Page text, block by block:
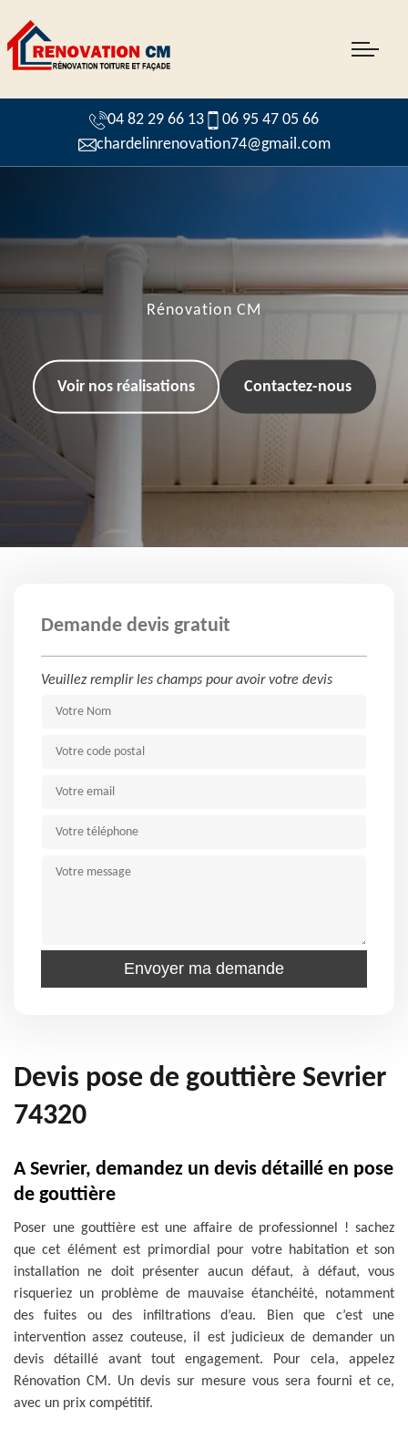
04 82 29 66 13
06 95 47 05 66
chardelinrenovation74@gmail.com
Rénovation CM
Voir nos réalisations Contactez-nous
Demande devis gratuit
Veuillez remplir les champs pour avoir votre devis
Devis pose de gouttière Sevrier
74320
A Sevrier, demandez un devis détaillé en pose
de gouttière
Poser une gouttière est une affaire de professionnel ! sachez
que cet élément est primordial pour votre habitation et son
installation ne doit présenter aucun défaut, à défaut, vous
risqueriez un problème de mauvaise étanchéité, notamment
des fuites ou des infiltrations d’eau. Bien que c’est une
intervention assez couteuse, il est judicieux de demander un
devis détaillé avant tout engagement. Pour cela, appelez
Rénovation CM. Un devis sur mesure vous sera fourni et ce,
avec un prix compétitif.